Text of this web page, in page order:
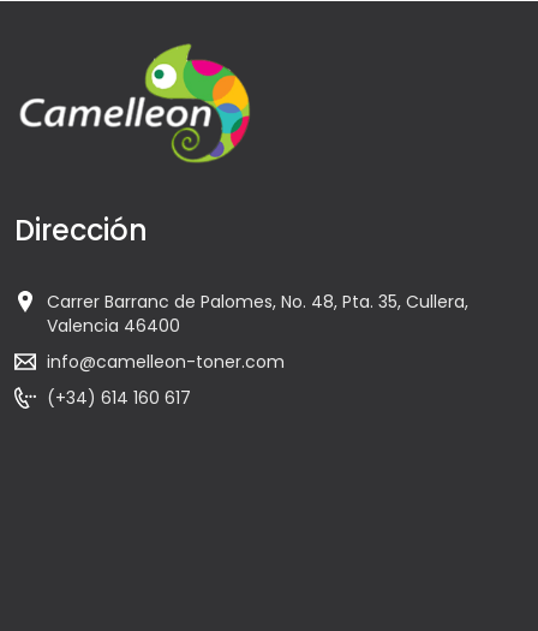
Dirección
Carrer Barranc de Palomes, No. 48, Pta. 35, Cullera,
Valencia 46400
info@camelleon-toner.com
(+34) 614 160 617